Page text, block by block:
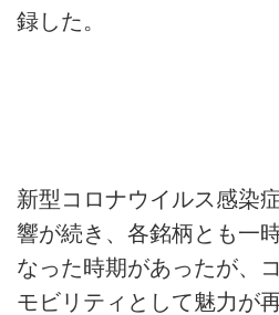
録した。
新型コロナウイルス感染
響が続き、各銘柄とも一
なった時期があったが、
モビリティとして魅力が